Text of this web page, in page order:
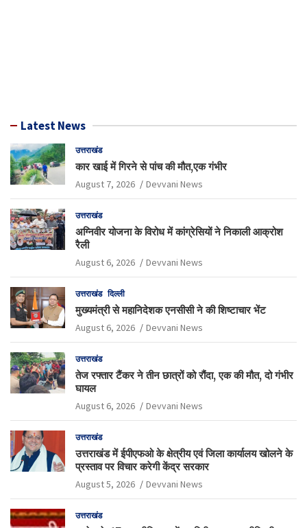
Latest News
उत्तराखंड
कार खाई में गिरने से पांच की मौत,एक गंभीर
August 7, 2026 Devvani News
उत्तराखंड
अग्निवीर योजना के विरोध में कांग्रेसियों ने निकाली आक्रोश
रैली
August 6, 2026 Devvani News
उत्तराखंड दिल्ली
मुख्यमंत्री से महानिदेशक एनसीसी ने की शिष्टाचार भेंट
August 6, 2026 Devvani News
उत्तराखंड
तेज रफ्तार टैंकर ने तीन छात्रों को रौंदा, एक की मौत, दो गंभीर
घायल
August 6, 2026 Devvani News
उत्तराखंड
उत्तराखंड में ईपीएफओ के क्षेत्रीय एवं जिला कार्यालय खोलने के
प्रस्ताव पर विचार करेगी केंद्र सरकार
August 5, 2026 Devvani News
उत्तराखंड